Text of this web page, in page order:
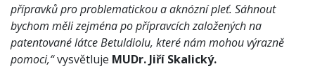
přípravků pro problematickou a aknózní pleť. Sáhnout
bychom měli zejména po přípravcích založených na
patentované látce Betuldiolu, které nám mohou výrazně
pomoci,“vysvětluje MUDr. Jiří Skalický.